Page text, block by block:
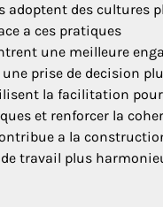
adoptent des cultures
a ces pratiques
une meilleure
prise de decision
la facilitation
et renforcer la
a la
travail plus